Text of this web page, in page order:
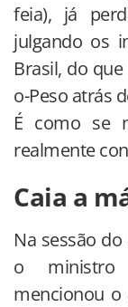
feia), já
julgando os
Brasil, do
o-Peso atrás
É como se
realmente
Caia a
Na sessão do
o ministro
mencionou o